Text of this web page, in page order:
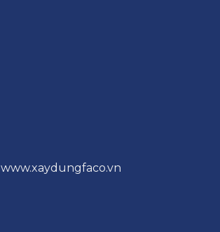
www.xaydungfaco.vn